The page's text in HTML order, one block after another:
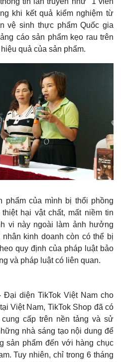
khi kết quả kiểm nghiệm từ
vệ sinh thực phẩm Quốc gia
cáo sản phẩm kẹo rau trên
quả của sản phẩm.
phẩm của mình bị thổi phồng
hại vật chất, mất niềm tin
vi này ngoài làm ảnh hưởng
kinh doanh còn có thể bị
quy định của pháp luật bảo
và pháp luật có liên quan.
Đại diện TikTok Việt Nam cho
Việt Nam, TikTok Shop đã có
cấp trên nền tảng và sử
nhà sáng tạo nội dung để
sản phẩm đến với hàng chục
Tuy nhiên, chỉ trong 6 tháng